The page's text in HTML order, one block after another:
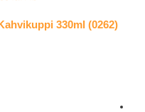
330ml (0262)